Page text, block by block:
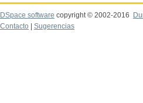
DSpace software copyright © 2002-2016
Contacto
Sugerencias